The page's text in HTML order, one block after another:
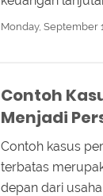
Monday, September
Contoh
Menjadi
Contoh kasus
terbatas
depan dari